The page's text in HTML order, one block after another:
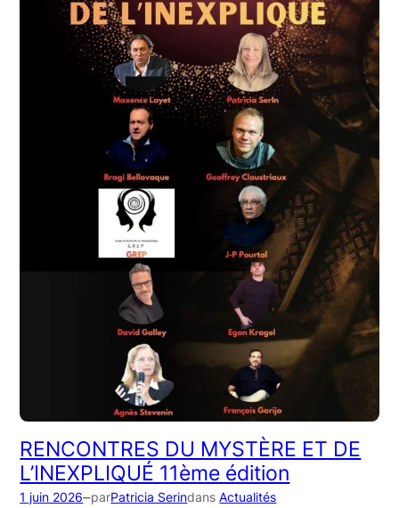
RENCONTRES DU MYSTÈRE ET DE
L’INEXPLIQUÉ 11ème édition
1 juin 2026–parPatricia SerindansActualités